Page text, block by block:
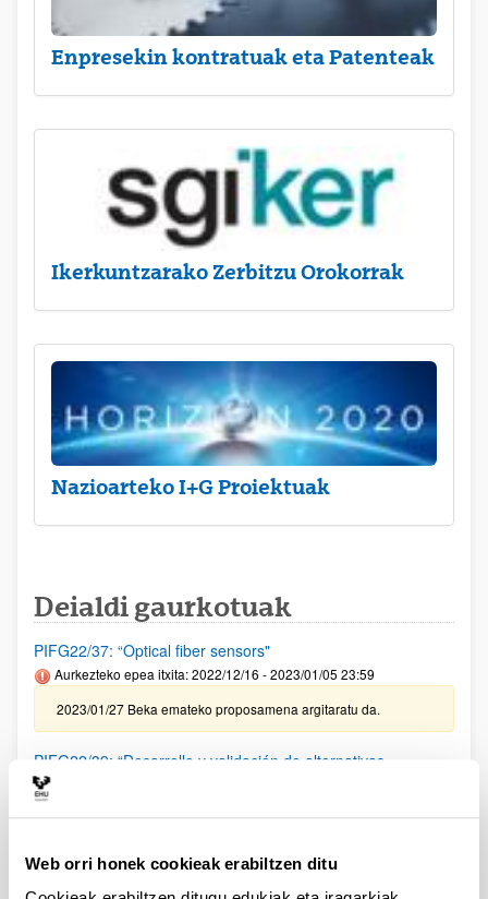
Web orri honek cookieak erabiltzen ditu
Enpresekin kontratuak eta Patenteak
Ikerkuntzarako Zerbitzu Orokorrak
Nazioarteko I+G Proiektuak
Deialdi gaurkotuak
PIFG22/37: “Optical fiber sensors"
Aurkezteko epea itxita: 2022/12/16 - 2023/01/05 23:59
2023/01/27 Beka emateko proposamena argitaratu da.
PIFG22/39: “Desarrollo y validación de alternativas
sostenibles basadas en biopolímeros para la conservación
del patrimonio cultural"
2023/01/25 Beka emateko proposamena argitaratu da.